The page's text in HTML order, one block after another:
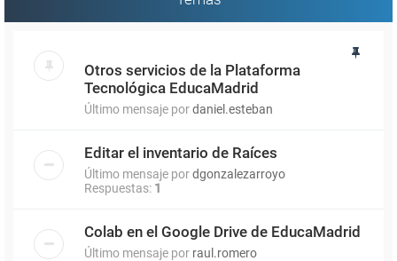
Otros servicios de la Plataforma
Tecnológica EducaMadrid
Último mensaje pordaniel.esteban
Editar el inventario de Raíces
Último mensaje pordgonzalezarroyo
Respuestas: 1
Colab en el Google Drive de EducaMadrid
Último mensaje por raul.romero